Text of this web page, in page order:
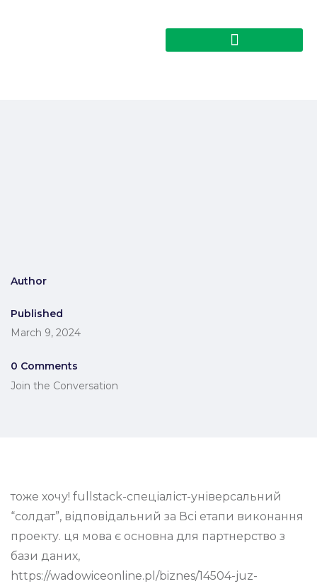
Author
Published
March 9, 2024
0 Comments
Join the Conversation
тоже хочу! fullstack-спеціаліст-універсальний
“солдат”, відповідальний за Всі етапи виконання
проекту. ця мова є основна для партнерство з
бази даних,
https://wadowiceonline.pl/biznes/14504-juz-